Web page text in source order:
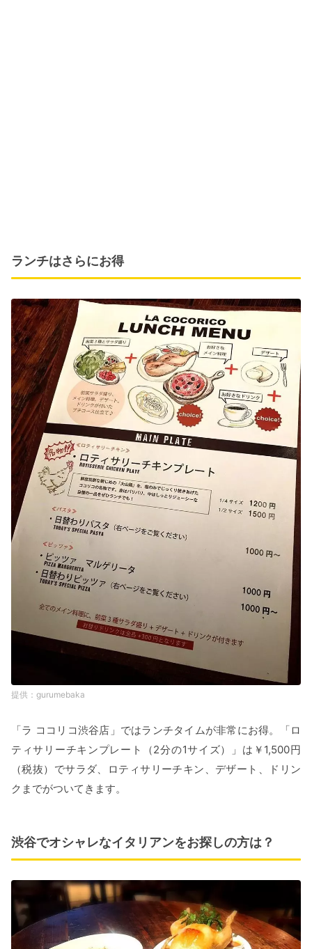
ランチはさらにお得
gurumebaka
「ラ ココリコ渋谷店」ではランチタイムが非常にお得。「ロ
ティサリーチキンプレート（2分の1サイズ）」は￥1,500円
（税抜）でサラダ、ロティサリーチキン、デザート、ドリン
クまでがついてきます。
渋谷でオシャレなイタリアンをお探しの方は？